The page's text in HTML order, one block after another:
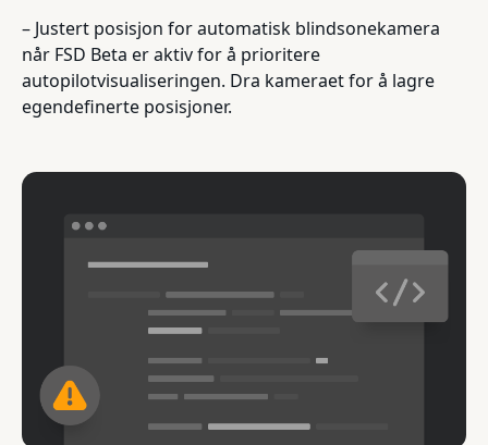
– Justert posisjon for automatisk blindsonekamera
når FSD Beta er aktiv for å prioritere
autopilotvisualiseringen. Dra kameraet for å lagre
egendefinerte posisjoner.